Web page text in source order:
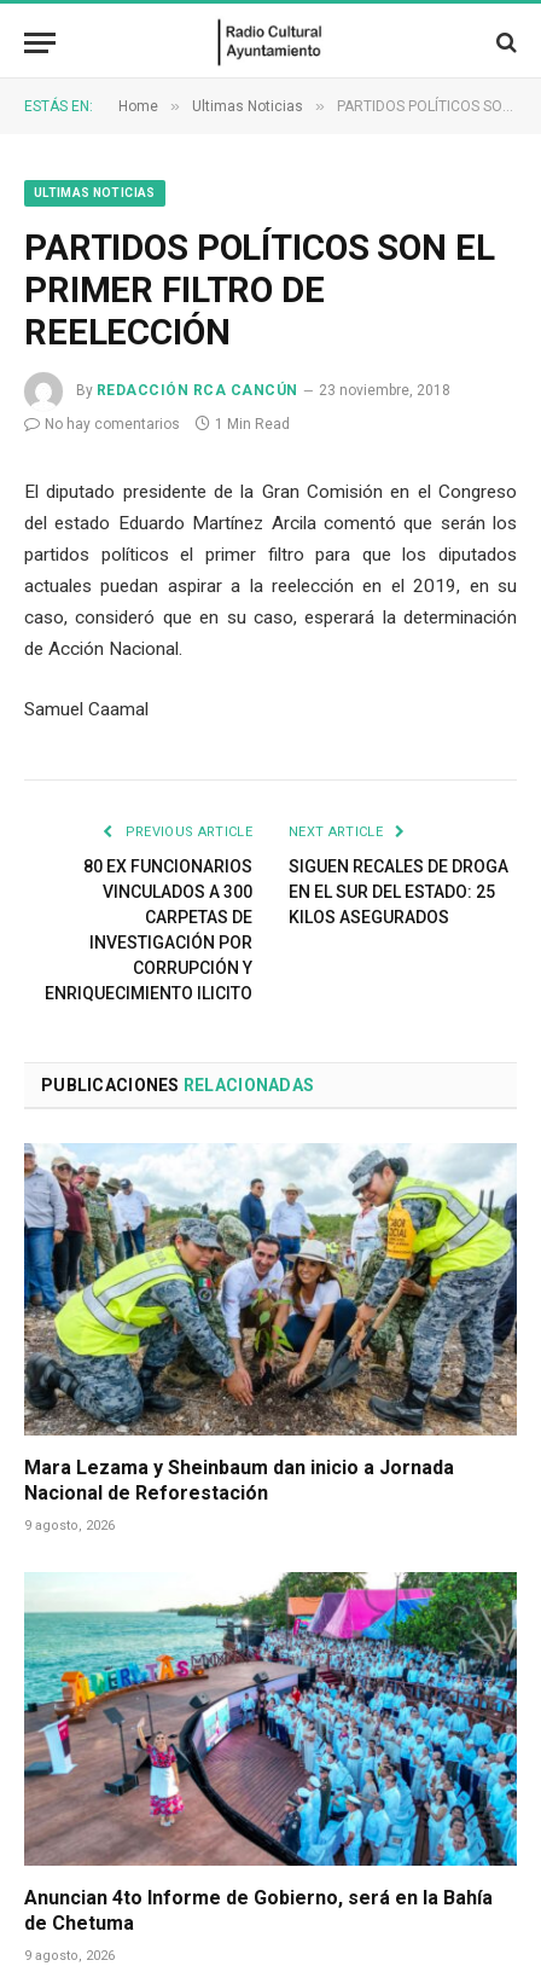
ESTÁS EN: Home » Ultimas Noticias » PARTIDOS POLÍTICOS SON EL PRIMER FILTRO DE REELECCIÓN
ULTIMAS NOTICIAS
PARTIDOS POLÍTICOS SON EL
PRIMER FILTRO DE
REELECCIÓN
By REDACCIÓN RCA CANCÚN
23 noviembre, 2018
No hay comentarios
1 Min Read
El diputado presidente de la Gran Comisión en el Congreso
del estado Eduardo Martínez Arcila comentó que serán los
partidos políticos el primer filtro para que los diputados
actuales puedan aspirar a la reelección en el 2019, en su
caso, consideró que en su caso, esperará la determinación
de Acción Nacional.
Samuel Caamal
PREVIOUS ARTICLE
80 EX FUNCIONARIOS
VINCULADOS A 300
CARPETAS DE
INVESTIGACIÓN POR
CORRUPCIÓN Y
ENRIQUECIMIENTO ILICITO
NEXT ARTICLE
SIGUEN RECALES DE DROGA
EN EL SUR DEL ESTADO: 25
KILOS ASEGURADOS
PUBLICACIONES RELACIONADAS
Mara Lezama y Sheinbaum dan inicio a Jornada
Nacional de Reforestación
9 agosto, 2026
Anuncian 4to Informe de Gobierno, será en la Bahía
de Chetuma
9 agosto, 2026